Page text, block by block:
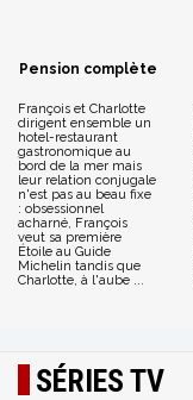
Pension complète
François et Charlotte
dirigent ensemble un
hotel-restaurant
gastronomique au
bord de la mer mais
leur relation conjugale
n'est pas au beau fixe
: obsessionnel
acharné, François
veut sa première
Étoile au Guide
Michelin tandis que
Charlotte, à l'aube ...
SÉRIES TV